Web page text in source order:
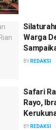
Warga
BY REDAKSI
Safari
Rayo,
BY REDAKSI